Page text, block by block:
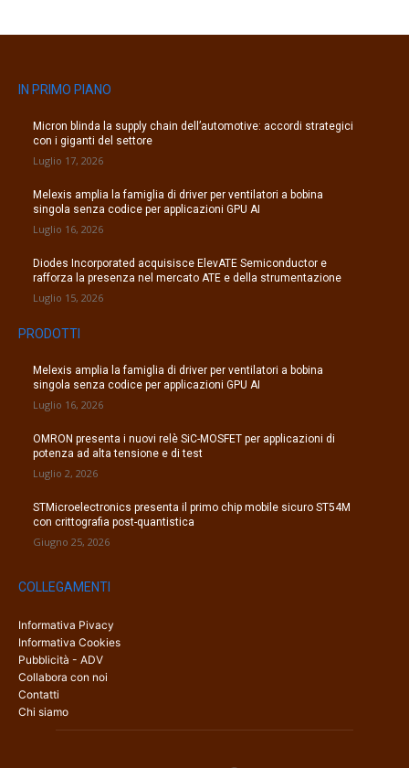
IN PRIMO PIANO
Micron blinda la supply chain dell’automotive: accordi strategici
con i giganti del settore
Luglio 17, 2026
Melexis amplia la famiglia di driver per ventilatori a bobina
singola senza codice per applicazioni GPU AI
Luglio 16, 2026
Diodes Incorporated acquisisce ElevATE Semiconductor e
rafforza la presenza nel mercato ATE e della strumentazione
Luglio 15, 2026
PRODOTTI
Melexis amplia la famiglia di driver per ventilatori a bobina
singola senza codice per applicazioni GPU AI
Luglio 16, 2026
OMRON presenta i nuovi relè SiC-MOSFET per applicazioni di
potenza ad alta tensione e di test
Luglio 2, 2026
STMicroelectronics presenta il primo chip mobile sicuro ST54M
con crittografia post-quantistica
Giugno 25, 2026
COLLEGAMENTI
Informativa Pivacy
Informativa Cookies
Pubblicità - ADV
Collabora con noi
Contatti
Chi siamo